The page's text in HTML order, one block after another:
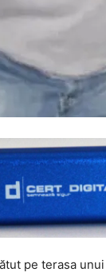
pe terasa